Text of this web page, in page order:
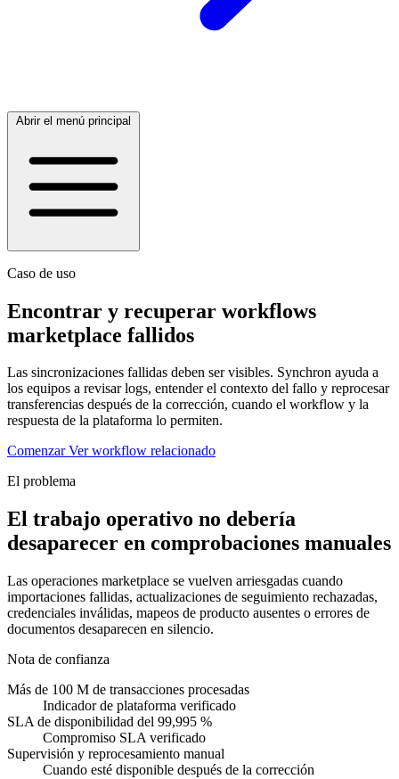
Abrir el menú principal
Caso de uso
Encontrar y recuperar workflows
marketplace fallidos
Las sincronizaciones fallidas deben ser visibles. Synchron ayuda a
los equipos a revisar logs, entender el contexto del fallo y reprocesar
transferencias después de la corrección, cuando el workflow y la
respuesta de la plataforma lo permiten.
ComenzarVer workflow relacionado
El problema
El trabajo operativo no debería
desaparecer en comprobaciones manuales
Las operaciones marketplace se vuelven arriesgadas cuando
importaciones fallidas, actualizaciones de seguimiento rechazadas,
credenciales inválidas, mapeos de producto ausentes o errores de
documentos desaparecen en silencio.
Nota de confianza
Más de 100 M de transacciones procesadas
Indicador de plataforma verificado
SLA de disponibilidad del 99,995 %
Compromiso SLA verificado
Supervisión y reprocesamiento manual
Cuando esté disponible después de la corrección